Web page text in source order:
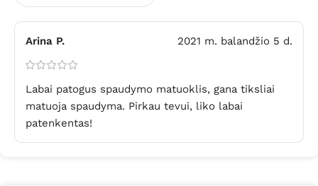
Arina P. 2021 m. balandžio 5 d.
Labai patogus spaudymo matuoklis, gana tiksliai
matuoja spaudyma. Pirkau tevui, liko labai
patenkentas!